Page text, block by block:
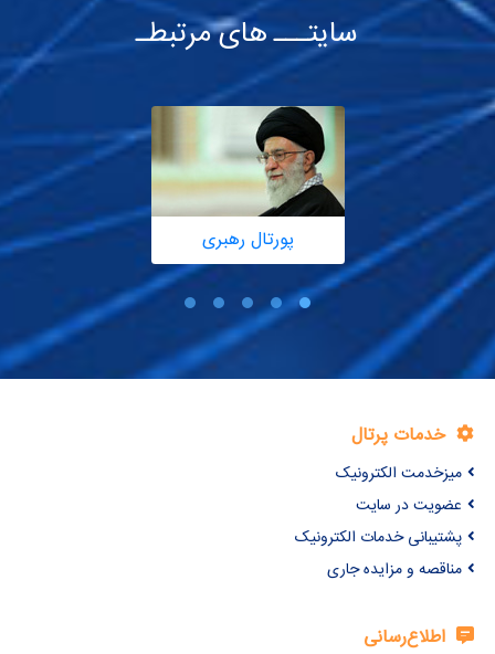
سایتـــ های مرتبطـ
پورتال رهبری
خدمات پرتال
میزخدمت الکترونیک
عضویت در سایت
پشتیبانی خدمات الکترونیک
مناقصه و مزایده جاری
اطلاع‌رسانی